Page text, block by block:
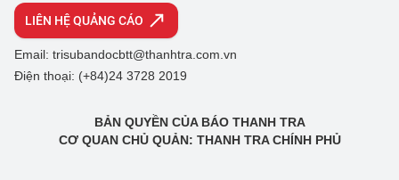
LIÊN HỆ QUẢNG CÁO
Email: trisubandocbtt@thanhtra.com.vn
Điện thoại: (+84)24 3728 2019
BẢN QUYỀN CỦA BÁO THANH TRA
CƠ QUAN CHỦ QUẢN: THANH TRA CHÍNH PHỦ